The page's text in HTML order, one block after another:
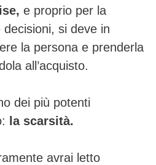
e proprio per la
si deve in
la persona e prenderla
all’acquisto.
dei più potenti
la scarsità.
avrai letto